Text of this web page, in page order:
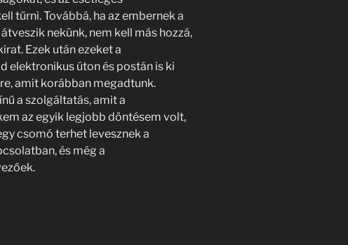
tűrni. Továbbá, ha az embernek a
nekünk, nem kell más hozzá,
Ezek után ezeket a
elektronikus úton és postán is ki
amit korábban megadtunk.
a szolgáltatás, amit a
az egyik legjobb döntésem volt,
csomó terhet levesznek a
és még a